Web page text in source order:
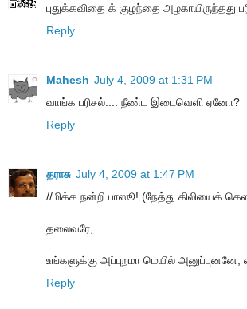
புதுக்கவிதை க் குழந்தை அழகாயிருந்தது
Reply
Mahesh July 4, 2009 at 1:31 PM
வாங்க பரிசல்.... நீண்ட இடைவெளி ஏனோ?
Reply
தராசு July 4, 2009 at 1:47 PM
//மிக்க நன்றி பாஸூ! (நேத்து கிலியைக்
தலைவரே,
உங்களுக்கு அப்புறமா மெயில் அனுப்புனனே,
Reply